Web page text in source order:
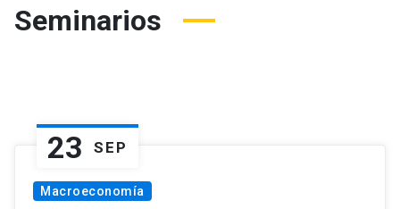
Seminarios
23 SEP
Macroeconomía